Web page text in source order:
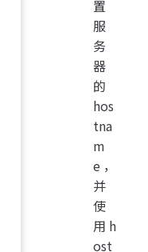
置
服
务
器
的
hos
tna
m
e，
并
使
用h
ost